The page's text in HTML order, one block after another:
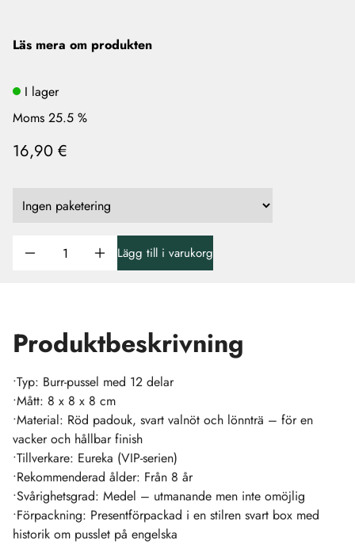
Läs mera om produkten
I lager
Moms 25.5 %
16,90 €
Lägg till i varukorg
Produktbeskrivning
•Typ: Burr-pussel med 12 delar
•Mått: 8 x 8 x 8 cm
•Material: Röd padouk, svart valnöt och lönnträ – för en
vacker och hållbar finish
•Tillverkare: Eureka (VIP-serien)
•Rekommenderad ålder: Från 8 år
•Svårighetsgrad: Medel – utmanande men inte omöjlig
•Förpackning: Presentförpackad i en stilren svart box med
historik om pusslet på engelska